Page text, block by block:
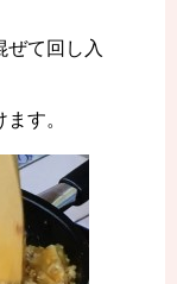
ぜて回し入
す。